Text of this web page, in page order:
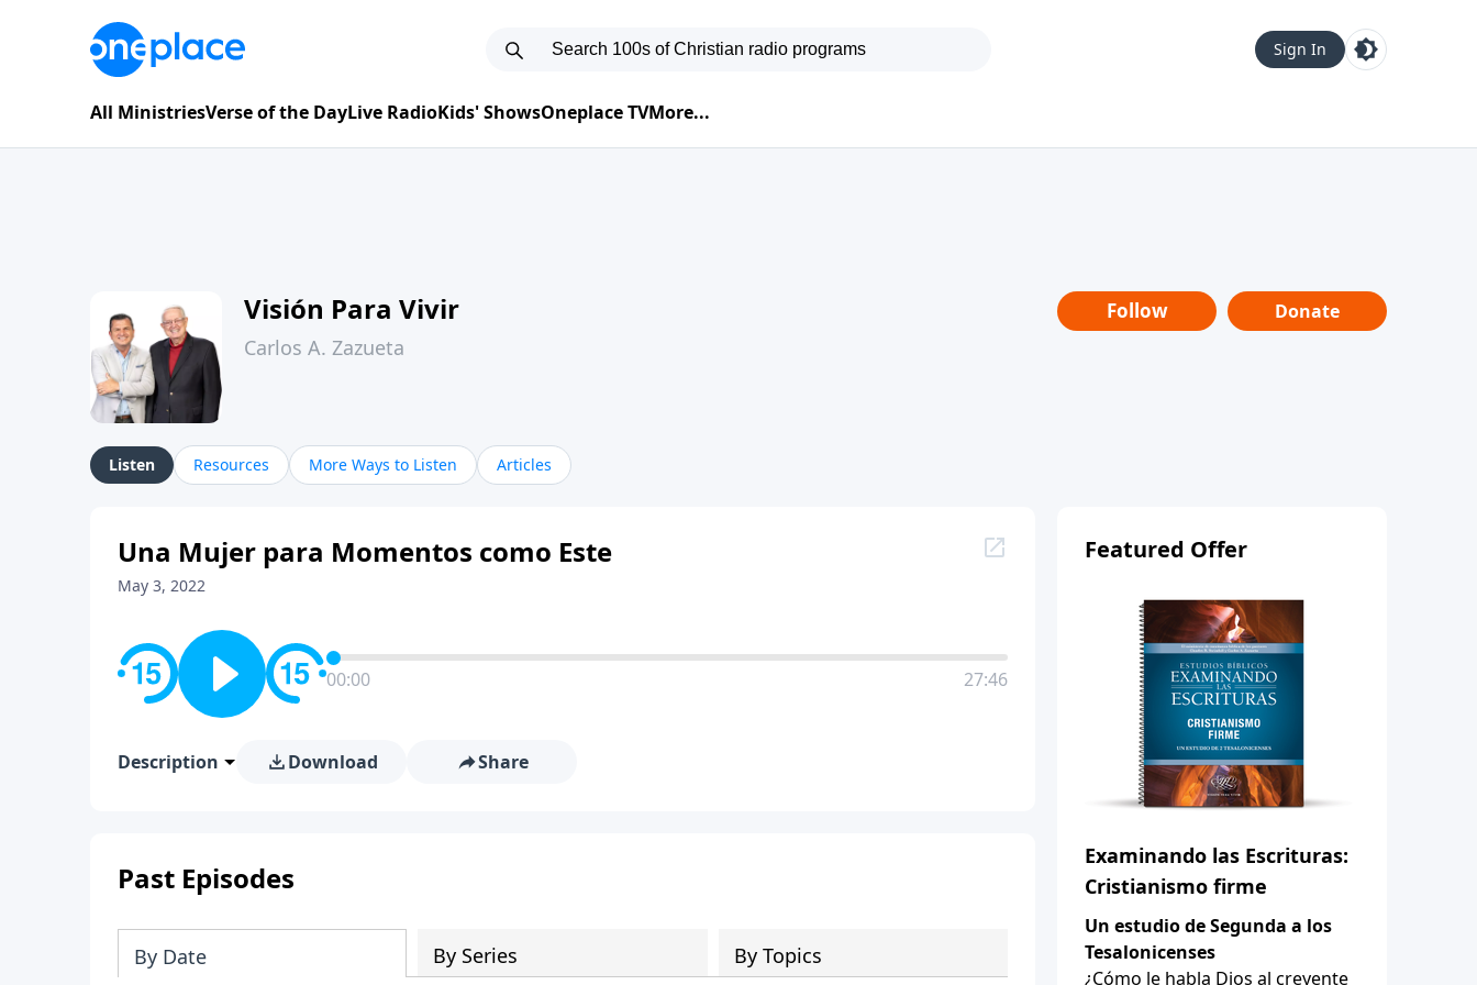
Sign In
All MinistriesVerse of the DayLive RadioKids' ShowsOneplace TVMore...
Visión Para Vivir
Carlos A. Zazueta
Follow Donate
Listen Resources More Ways to Listen Articles
Una Mujer para Momentos como Este
May 3, 2022
00:00 27:46
Description Download Share
Past Episodes
By Date By Series By Topics
Featured Offer
Examinando las Escrituras:
Cristianismo firme
Un estudio de Segunda a los
Tesalonicenses
¿Cómo le habla Dios al creyente